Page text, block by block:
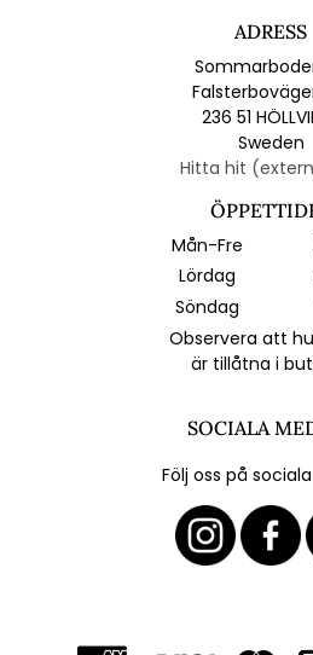
ADRESS
236 51
Sweden
Hitta hit
Mån-Fre
Lördag
Söndag
Observera att
är tillåtna i
SOCIALA
Följ oss på